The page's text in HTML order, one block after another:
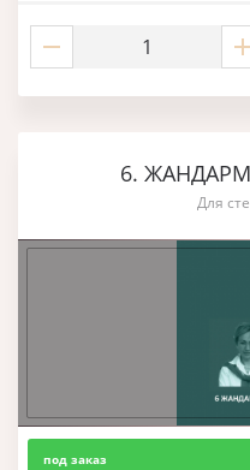
6.
Для
под заказ